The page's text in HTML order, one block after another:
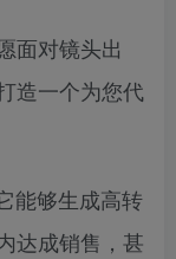
面对镜头出
造一个为您代
能够生成高转
达成销售，甚